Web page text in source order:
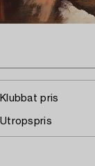
Klubbat pris
Utropspris